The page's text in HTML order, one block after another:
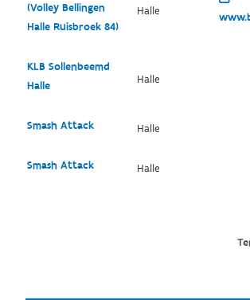
(Volley Bellingen
Halle Ruisbroek 84)
Halle
KLB Sollenbeemd
Halle
Halle
Smash Attack Halle
Smash Attack Halle